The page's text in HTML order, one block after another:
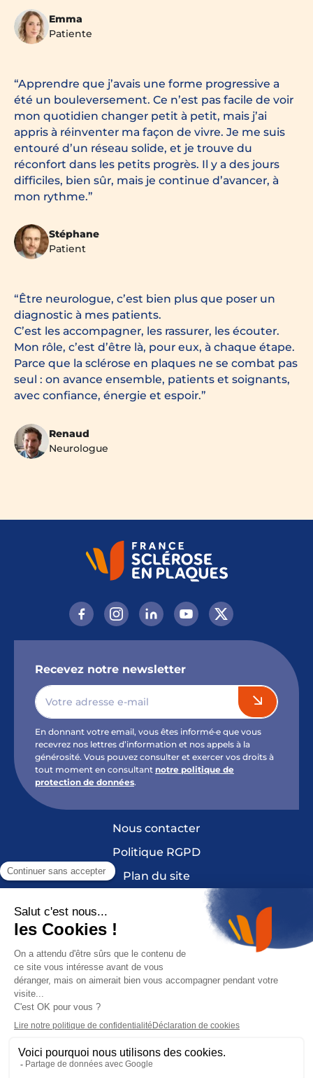
Emma
Patiente
Apprendre que j’avais une forme progressive a
été un bouleversement. Ce n’est pas facile de voir
mon quotidien changer petit à petit, mais j’ai
appris à réinventer ma façon de vivre. Je me suis
entouré d’un réseau solide, et je trouve du
réconfort dans les petits progrès. Il y a des jours
difficiles, bien sûr, mais je continue d’avancer, à
mon rythme.
Stéphane
Patient
Être neurologue, c’est bien plus que poser un
diagnostic à mes patients.
C’est les accompagner, les rassurer, les écouter.
Mon rôle, c’est d’être là, pour eux, à chaque étape.
Parce que la sclérose en plaques ne se combat pas
seul : on avance ensemble, patients et soignants,
avec confiance, énergie et espoir.
Renaud
Neurologue
Recevez notre newsletter
En donnant votre email, vous êtes informé·e que vous
recevrez nos lettres d’information et nos appels à la
générosité. Vous pouvez consulter et exercer vos droits à
tout moment en consultant notre politique de
protection de données.
Nous contacter
Politique RGPD
Plan du site
Mentions légales et crédits
reconnue Don en Confiance depuis 2010. Don
en Confiance est un organisme indépendant